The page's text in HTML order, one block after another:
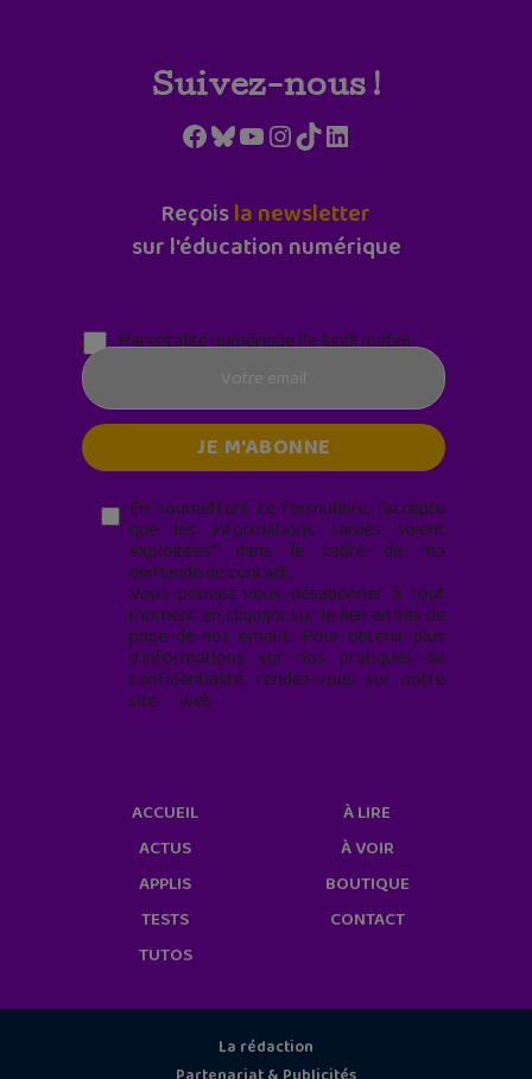
Suivez-nous !
Facebook
Bluesky
YouTube
Instagram
TikTokLinkedIn
Reçoisla newsletter
sur l'éducation numérique
Parentalité numérique (le lundi matin)
En soumettant ce formulaire, j’accepte
que les informations saisies soient
exploitées* dans le cadre de ma
demande de contact.
Vous pouvez vous désabonner à tout
moment en cliquant sur le lien en bas de
page de nos emails. Pour obtenir plus
d'informations sur nos pratiques de
confidentialité, rendez-vous sur notre
site web
ACCUEIL
ACTUS
APPLIS
TESTS
TUTOS
À LIRE
À VOIR
BOUTIQUE
CONTACT
La rédaction